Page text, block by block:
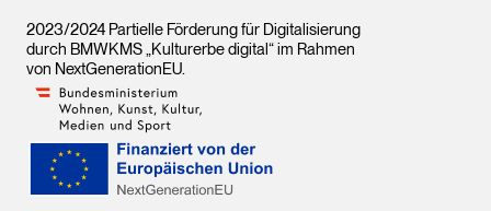
2023/2024 Partielle Förderung für Digitalisierung
durch BMWKMS „Kulturerbe digital“ im Rahmen
von NextGenerationEU.